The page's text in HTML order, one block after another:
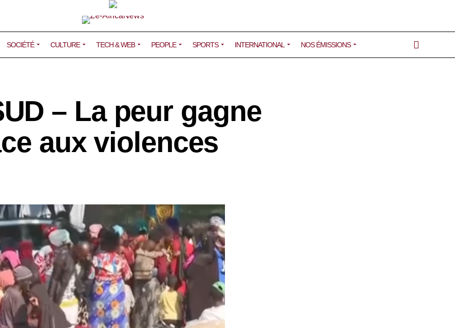
SOCIÉTÉ CULTURE TECH & WEB PEOPLE SPORTS INTERNATIONAL NOS ÉMISSIONS
– La peur gagne
aux violences